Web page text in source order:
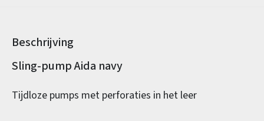
Beschrijving
Productinformatie
Sling-pump Aida navy
Tijdloze pumps met perforaties in het leer